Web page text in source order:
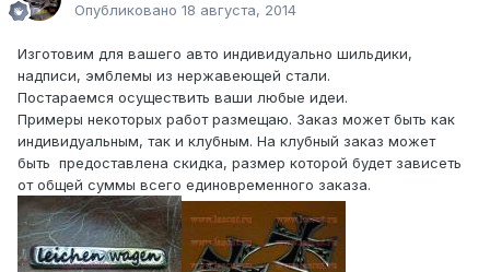
Опубликовано 18 августа, 2014
Изготовим для вашего авто индивидуально шильдики,
надписи, эмблемы из нержавеющей стали.
Постараемся осуществить ваши любые идеи.
Примеры некоторых работ размещаю. Заказ может быть как
индивидуальным, так и клубным. На клубный заказ может
быть предоставлена скидка, размер которой будет зависеть
от общей суммы всего единовременного заказа.